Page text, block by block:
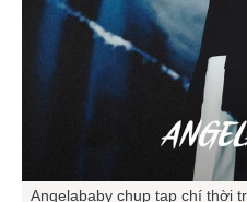
Angelababy chụp tạp chí thời